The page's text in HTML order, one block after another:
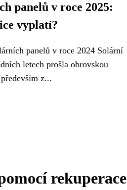
panelů v roce 2025:
vyplatí?
panelů v roce 2024 Solární
letech prošla obrovskou
z...
rekuperace